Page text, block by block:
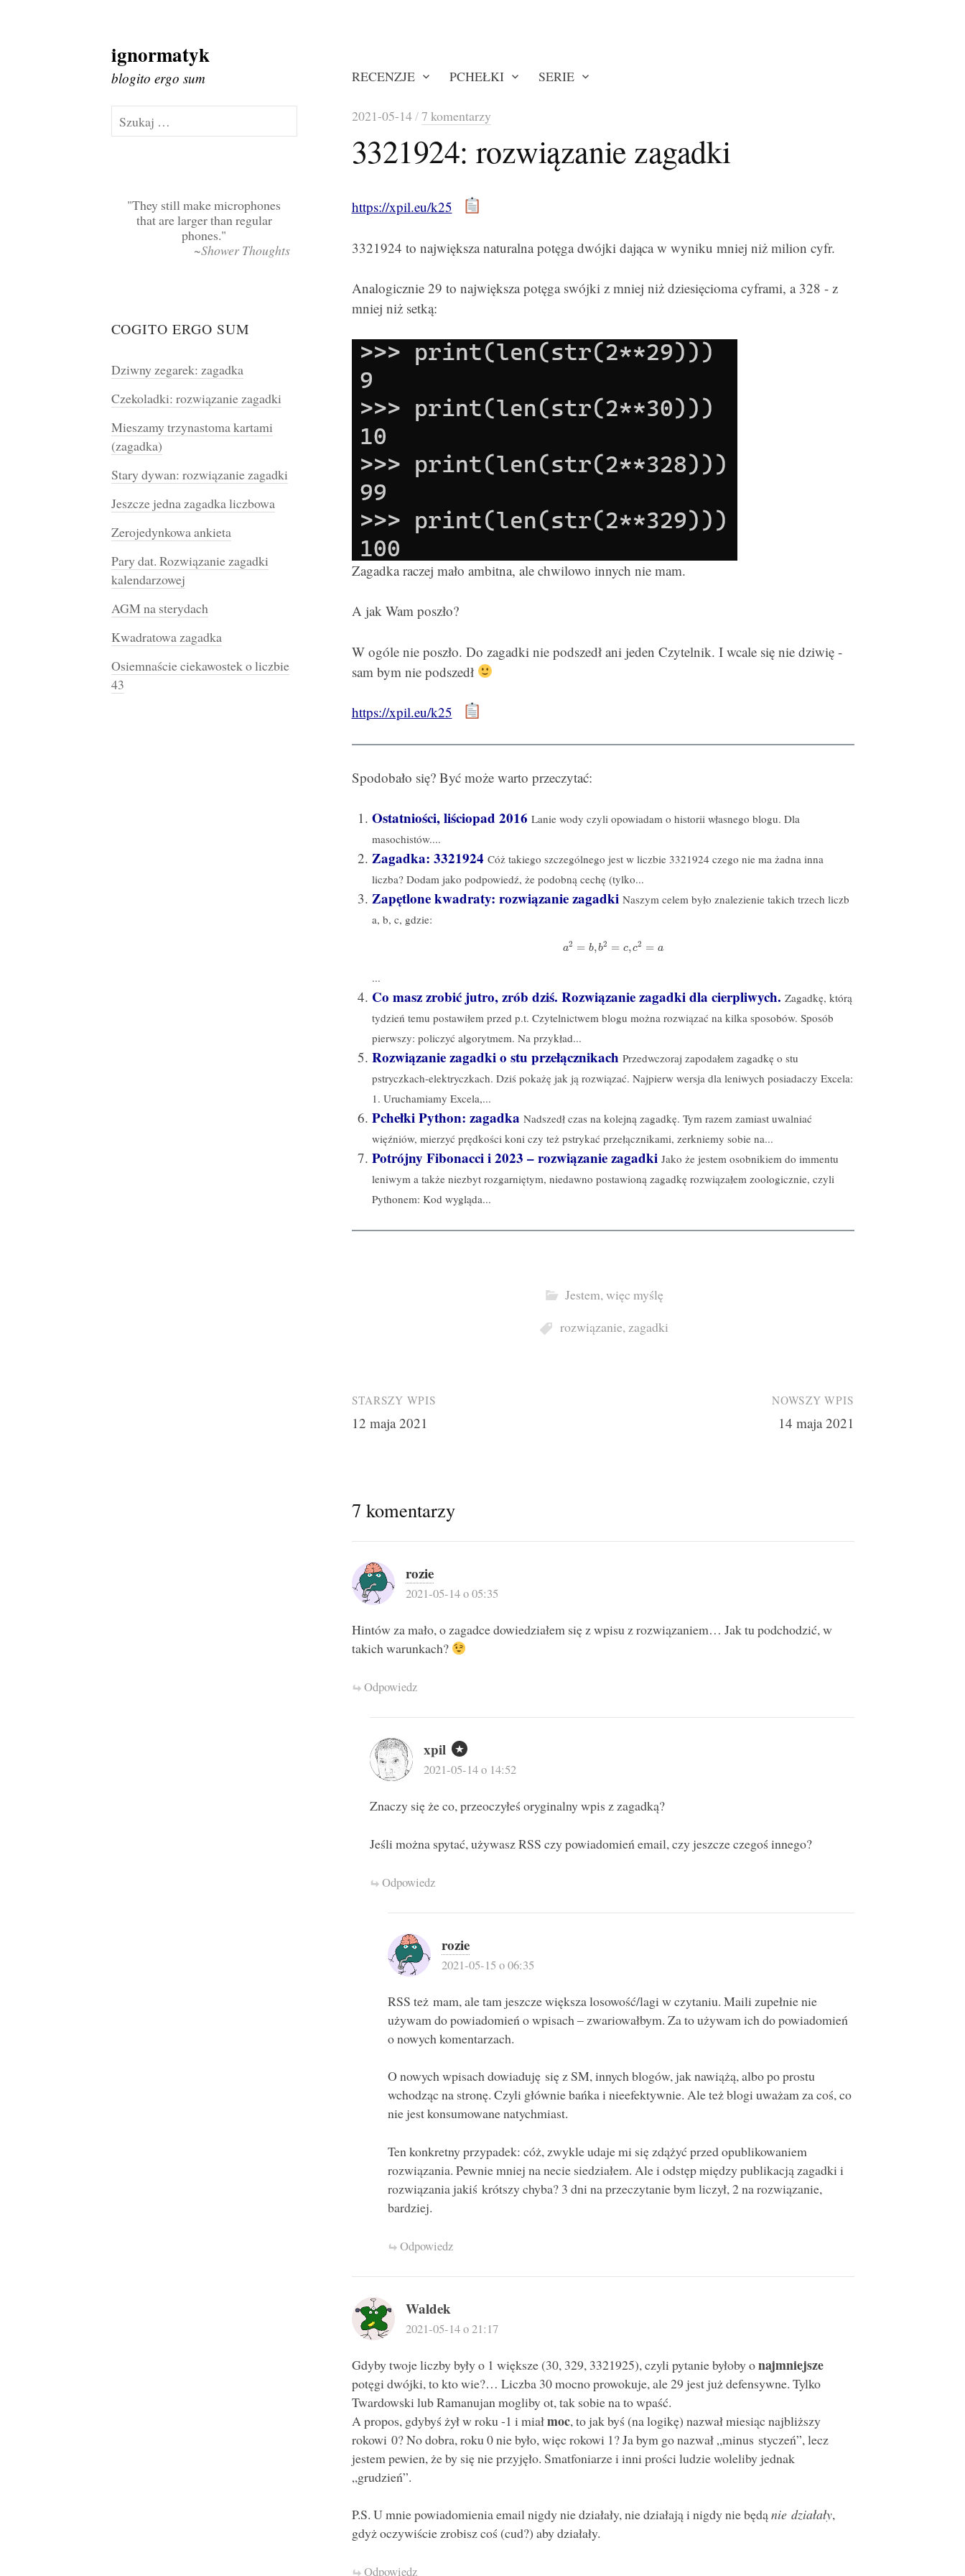
Skip
to
content
ignormatyk
blogito ergo sum RECENZJE PCHEŁKI SERIE
2021-05-14/7 komentarzy
3321924: rozwiązanie zagadki
https://xpil.eu/k25
3321924 to największa naturalna potęga dwójki dająca w wyniku mniej niż milion cyfr.
Analogicznie 29 to największa potęga swójki z mniej niż dziesięcioma cyframi, a 328 - z
mniej niż setką:
Zagadka raczej mało ambitna, ale chwilowo innych nie mam.
A jak Wam poszło?
W ogóle nie poszło. Do zagadki nie podszedł ani jeden Czytelnik. I wcale się nie dziwię -
sam bym nie podszedł
https://xpil.eu/k25
Spodobało się? Być może warto przeczytać:
Ostatniości, liściopad 2016 Lanie wody czyli opowiadam o historii własnego blogu. Dla
masochistów....
Zagadka: 3321924 Cóż takiego szczególnego jest w liczbie 3321924 czego nie ma żadna inna
liczba? Dodam jako podpowiedź, że podobną cechę (tylko...
Zapętlone kwadraty: rozwiązanie zagadki Naszym celem było znalezienie takich trzech liczb
a, b, c, gdzie:
a2 = b,b2 = c,c2 = a
...
Co masz zrobić jutro, zrób dziś. Rozwiązanie zagadki dla cierpliwych. Zagadkę, którą
tydzień temu postawiłem przed p.t. Czytelnictwem blogu można rozwiązać na kilka sposobów. Sposób
pierwszy: policzyć algorytmem. Na przykład...
Rozwiązanie zagadki o stu przełącznikach Przedwczoraj zapodałem zagadkę o stu
pstryczkach-elektryczkach. Dziś pokażę jak ją rozwiązać. Najpierw wersja dla leniwych posiadaczy Excela:
1. Uruchamiamy Excela,...
Pchełki Python: zagadka Nadszedł czas na kolejną zagadkę. Tym razem zamiast uwalniać
więźniów, mierzyć prędkości koni czy też pstrykać przełącznikami, zerkniemy sobie na...
Potrójny Fibonacci i 2023 – rozwiązanie zagadki Jako że jestem osobnikiem do immentu
leniwym a także niezbyt rozgarniętym, niedawno postawioną zagadkę rozwiązałem zoologicznie, czyli
Pythonem: Kod wygląda...
Jestem, więc myślę
rozwiązanie,zagadki
Post
navigation
STARSZY WPIS
12 maja 2021
NOWSZY WPIS
14 maja 2021
7 komentarzy
rozie
2021-05-14 o 05:35
Hintów za mało, o zagadce dowiedziałem się z wpisu z rozwiązaniem… Jak tu podchodzić, w
takich warunkach?
Odpowiedz
xpil
2021-05-14 o 14:52
Znaczy się że co, przeoczyłeś oryginalny wpis z zagadką?
Jeśli można spytać, używasz RSS czy powiadomień email, czy jeszcze czegoś innego?
Odpowiedz
rozie
2021-05-15 o 06:35
RSS też mam, ale tam jeszcze większa losowość/lagi w czytaniu. Maili zupełnie nie
używam do powiadomień o wpisach – zwariowałbym. Za to używam ich do powiadomień
o nowych komentarzach.
O nowych wpisach dowiaduję się z SM, innych blogów, jak nawiążą, albo po prostu
wchodząc na stronę. Czyli głównie bańka i nieefektywnie. Ale też blogi uważam za coś, co
nie jest konsumowane natychmiast.
Ten konkretny przypadek: cóż, zwykle udaje mi się zdążyć przed opublikowaniem
rozwiązania. Pewnie mniej na necie siedziałem. Ale i odstęp między publikacją zagadki i
rozwiązania jakiś krótszy chyba? 3 dni na przeczytanie bym liczył, 2 na rozwiązanie,
bardziej.
Odpowiedz
Waldek
2021-05-14 o 21:17
Gdyby twoje liczby były o 1 większe (30, 329, 3321925), czyli pytanie byłoby onajmniejsze
potęgi dwójki, to kto wie?… Liczba 30 mocno prowokuje, ale 29 jest już defensywne. Tylko
Twardowski lub Ramanujan mogliby ot, tak sobie na to wpaść.
A propos, gdybyś żył w roku -1 i miałmoc, to jak byś (na logikę) nazwał miesiąc najbliższy
rokowi 0? No dobra, roku 0 nie było, więc rokowi 1? Ja bym go nazwał „minus styczeń”, lecz
jestem pewien, że by się nie przyjęło. Smatfoniarze i inni prości ludzie woleliby jednak
„grudzień”.
P.S. U mnie powiadomienia email nigdy nie działały, nie działają i nigdy nie będąnie działały,
gdyż oczywiście zrobisz coś (cud?) aby działały.
Odpowiedz
Szukaj:
They still make microphones
that are larger than regular
phones.
~Shower Thoughts
COGITO ERGO SUM
Dziwny zegarek: zagadka
Czekoladki: rozwiązanie zagadki
Mieszamy trzynastoma kartami
(zagadka)
Stary dywan: rozwiązanie zagadki
Jeszcze jedna zagadka liczbowa
Zerojedynkowa ankieta
Pary dat. Rozwiązanie zagadki
kalendarzowej
AGM na sterydach
Kwadratowa zagadka
Osiemnaście ciekawostek o liczbie
43